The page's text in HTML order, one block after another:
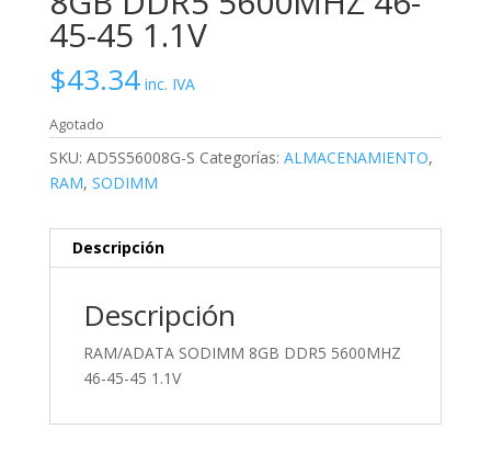
45-45 1.1V
$43.34 inc. IVA
Agotado
SKU: AD5S56008G-S Categorías: ALMACENAMIENTO,
RAM, SODIMM
Descripción
Descripción
RAM/ADATA SODIMM 8GB DDR5 5600MHZ
46-45-45 1.1V